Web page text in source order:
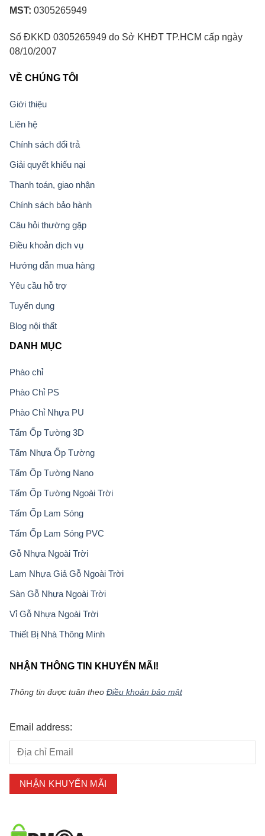
MST: 0305265949
Số ĐKKD 0305265949 do Sở KHĐT TP.HCM cấp ngày
08/10/2007
VỀ CHÚNG TÔI
Giới thiệu
Liên hệ
Chính sách đổi trả
Giải quyết khiếu nại
Thanh toán, giao nhận
Chính sách bảo hành
Câu hỏi thường gặp
Điều khoản dịch vụ
Hướng dẫn mua hàng
Yêu cầu hỗ trợ
Tuyển dụng
Blog nội thất
DANH MỤC
Phào chỉ
Phào Chỉ PS
Phào Chỉ Nhựa PU
Tấm Ốp Tường 3D
Tấm Nhựa Ốp Tường
Tấm Ốp Tường Nano
Tấm Ốp Tường Ngoài Trời
Tấm Ốp Lam Sóng
Tấm Ốp Lam Sóng PVC
Gỗ Nhựa Ngoài Trời
Lam Nhựa Giả Gỗ Ngoài Trời
Sàn Gỗ Nhựa Ngoài Trời
Vỉ Gỗ Nhựa Ngoài Trời
Thiết Bị Nhà Thông Minh
NHẬN THÔNG TIN KHUYẾN MÃI!
Thông tin được tuân theo Điều khoản bảo mật
Email address: